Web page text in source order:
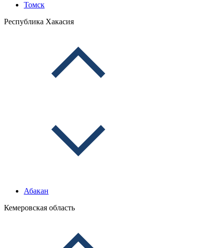
Томск
Республика Хакасия
Абакан
Кемеровская область